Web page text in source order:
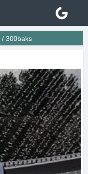
/ 300baks